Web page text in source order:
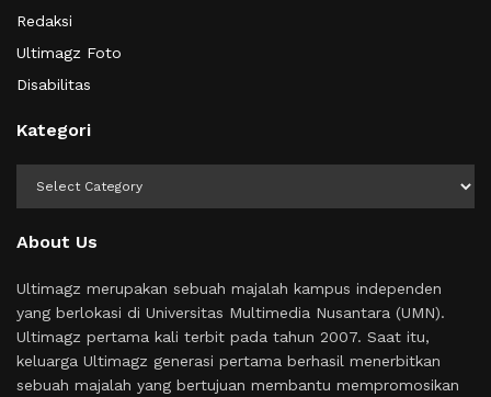
Redaksi
Ultimagz Foto
Disabilitas
Kategori
About Us
Ultimagz merupakan sebuah majalah kampus independen
yang berlokasi di Universitas Multimedia Nusantara (UMN).
Ultimagz pertama kali terbit pada tahun 2007. Saat itu,
keluarga Ultimagz generasi pertama berhasil menerbitkan
sebuah majalah yang bertujuan membantu mempromosikan